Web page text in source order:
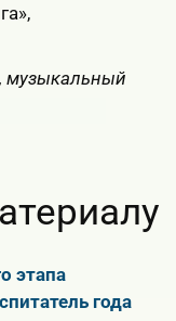
музыкальный
этапа
года